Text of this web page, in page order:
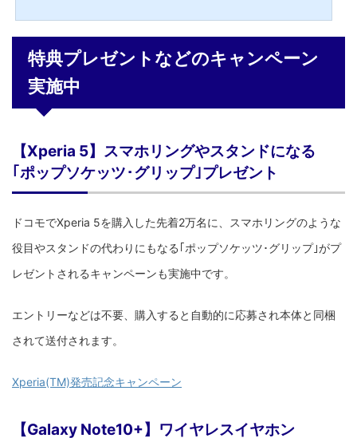
2万2000円割引！対象の5G端末を購入すると機種代金から...
特典プレゼントなどのキャンペーン
実施中
【Xperia 5】スマホリングやスタンドになる
｢ポップソケッツ･グリップ｣プレゼント
ドコモでXperia 5を購入した先着2万名に、スマホリングのような
役目やスタンドの代わりにもなる｢ポップソケッツ･グリップ｣がプ
レゼントされるキャンペーンも実施中です。
エントリーなどは不要、購入すると自動的に応募され本体と同梱
されて送付されます。
Xperia(TM)発売記念キャンペーン
【Galaxy Note10+】ワイヤレスイヤホン